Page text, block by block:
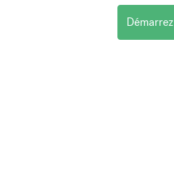
Démarrez